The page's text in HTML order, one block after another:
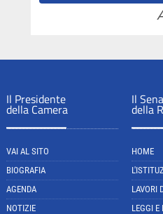
Il Presidente
della Camera
VAI AL SITO
BIOGRAFIA
AGENDA
NOTIZIE
Il
della
HOME
LAVORI
LEGGI E